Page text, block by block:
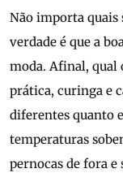
Não importa quais
verdade é que a
moda. Afinal, qual
prática, curinga e
diferentes quanto
temperaturas
pernocas de fora e